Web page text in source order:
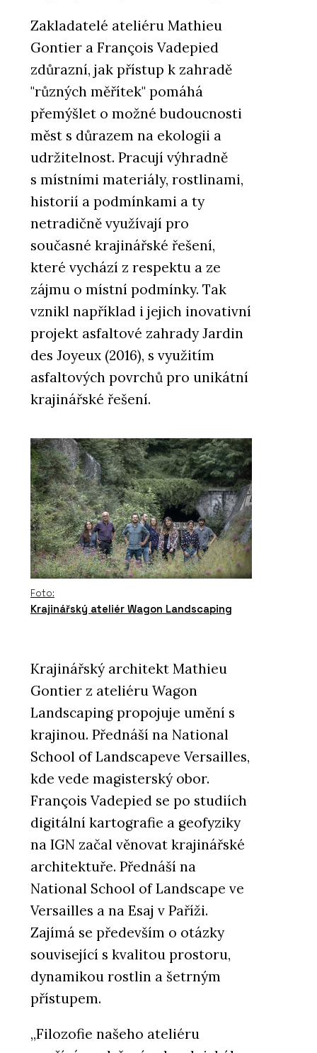
Zakladatelé ateliéru Mathieu
Gontier a François Vadepied
zdůrazní, jak přístup k zahradě
"různých měřítek" pomáhá
přemýšlet o možné budoucnosti
měst s důrazem na ekologii a
udržitelnost. Pracují výhradně
s místními materiály, rostlinami,
historií a podmínkami a ty
netradičně využívají pro
současné krajinářské řešení,
které vychází z respektu a ze
zájmu o místní podmínky. Tak
vznikl například i jejich inovativní
projekt asfaltové zahrady Jardin
des Joyeux (2016), s využitím
asfaltových povrchů pro unikátní
krajinářské řešení.
Foto:
Krajinářský ateliér Wagon Landscaping
Krajinářský architekt Mathieu
Gontier z ateliéru Wagon
Landscaping propojuje umění s
krajinou. Přednáší na National
School of Landscapeve Versailles,
kde vede magisterský obor.
François Vadepied se po studiích
digitální kartografie a geofyziky
na IGN začal věnovat krajinářské
architektuře. Přednáší na
National School of Landscape ve
Versailles a na Esaj v Paříži.
Zajímá se především o otázky
související s kvalitou prostoru,
dynamikou rostlin a šetrným
přístupem.
„Filozofie našeho ateliéru